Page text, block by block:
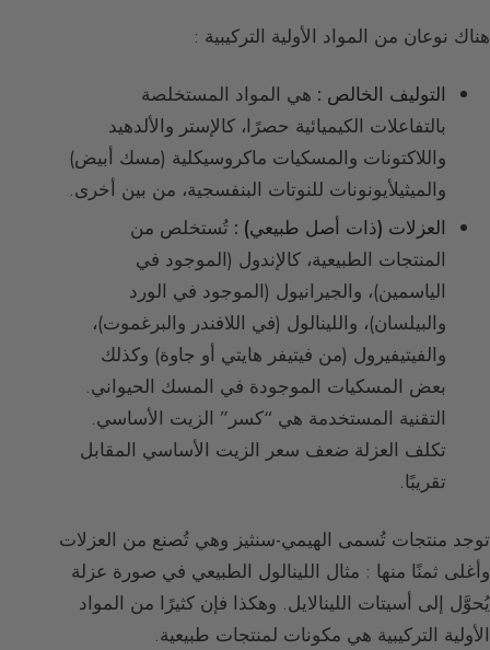
هناك نوعان من المواد الأولية التركيبية :
التوليف الخالص : هي المواد المستخلصة
بالتفاعلات الكيميائية حصرًا، كالإستر والألدهيد
واللاكتونات والمسكيات ماكروسيكلية (مسك أبيض)
والميثيلأيونونات للنوتات البنفسجية، من بين أخرى.
العزلات (ذات أصل طبيعي) : تُستخلص من
المنتجات الطبيعية، كالإندول (الموجود في
الياسمين)، والجيرانيول (الموجود في الورد
والبيلسان)، واللينالول (في اللافندر والبرغموت)،
والفيتيفيرول (من فيتيفر هايتي أو جاوة) وكذلك
بعض المسكيات الموجودة في المسك الحيواني.
التقنية المستخدمة هي “كسر” الزيت الأساسي.
تكلف العزلة ضعف سعر الزيت الأساسي المقابل
تقريبًا.
توجد منتجات تُسمى الهيمي-سنثيز وهي تُصنع من العزلات
وأغلى ثمنًا منها : مثال اللينالول الطبيعي في صورة عزلة
يُحوَّل إلى أسيتات اللينالايل. وهكذا فإن كثيرًا من المواد
الأولية التركيبية هي مكونات لمنتجات طبيعية.